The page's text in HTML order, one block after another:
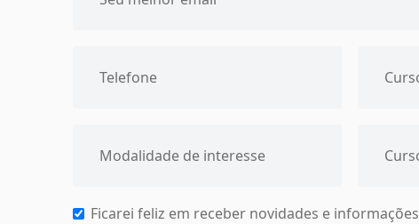
Ficarei feliz em receber novidades e informações